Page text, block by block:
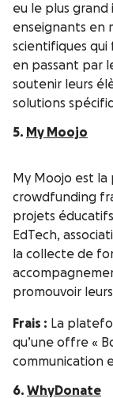
eu le plus grand
enseignants en
scientifiques qui
en passant par
soutenir leurs
solutions
5. My Moojo
My Moojo est
crowdfunding
projets
EdTech,
la collecte de
promouvoir
Frais : La
qu’une offre «
communication
6. WhyDonate